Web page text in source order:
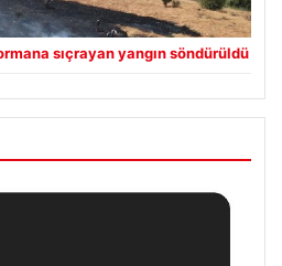
sıçrayan yangın söndürüldü